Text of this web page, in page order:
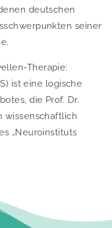
deutschen
seiner
Therapie:
ist eine logische
die Prof. Dr.
wissenschaftlich
„Neuroinstituts